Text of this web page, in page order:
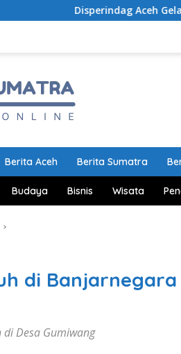
Disperindag Aceh Gelar Workshop
Berita Aceh Berita Sumatra
Budaya Bisnis Wisata
di Banjarnegara
Desa Gumiwang